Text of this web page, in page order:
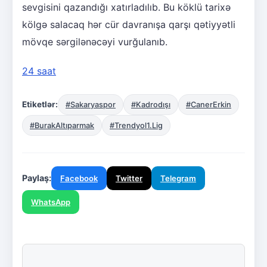
sevgisini qazandığı xatırladılıb. Bu köklü tarixə
kölgə salacaq hər cür davranışa qarşı qətiyyətli
mövqe sərgilənəcəyi vurğulanıb.
24 saat
Etiketlər: #Sakaryaspor #Kadrodışı #CanerErkin
#BurakAltıparmak #Trendyol1.Lig
Paylaş: Facebook Twitter Telegram
WhatsApp